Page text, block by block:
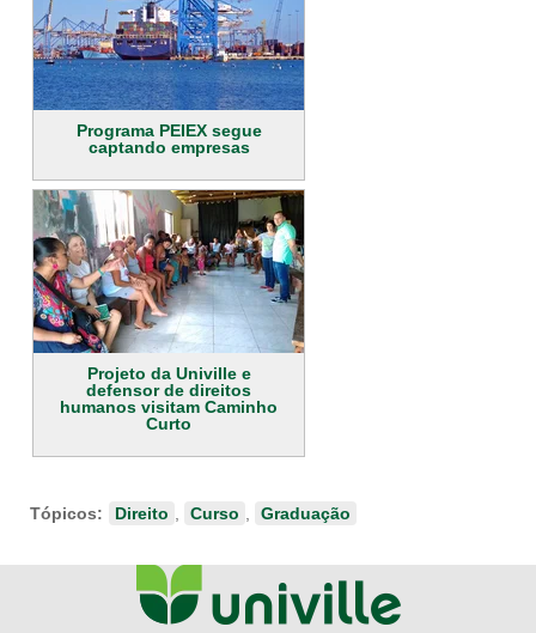
Programa PEIEX segue
captando empresas
Projeto da Univille e
defensor de direitos
humanos visitam Caminho
Curto
Tópicos: Direito Curso Graduação